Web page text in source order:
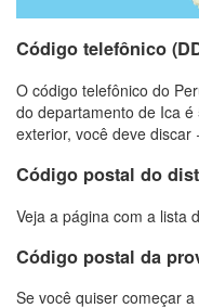
Código telefônico
O código telefônico do
do departamento de Ica
exterior, você deve discar
Código postal do
Veja a página com a lista
Código postal da
Se você quiser começar